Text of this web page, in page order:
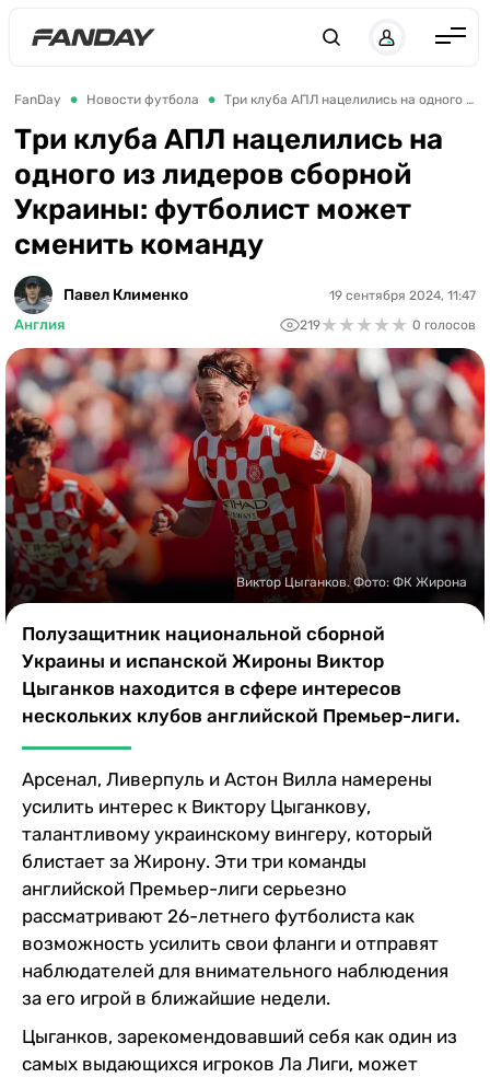
Англия
Испания
Германия
Италия
Франция
Украина
ЛЧ
ЛЕ
ЧЕ-2028
Букмекеры
Казино
FanDay Новости футбола Три клуба АПЛ нацелились на одного из лидеров сборной Украины: футболист может сменить команду
Три клуба АПЛ нацелились на
одного из лидеров сборной
Украины: футболист может
сменить команду
Павел Клименко
Англия
19 сентября 2024, 11:47
219★★★★★
★★★★★ 0 голосов
Виктор Цыганков. Фото: ФК Жирона
Полузащитник национальной сборной
Украины и испанской Жироны Виктор
Цыганков находится в сфере интересов
нескольких клубов английской Премьер-лиги.
Арсенал, Ливерпуль и Астон Вилла намерены
усилить интерес к Виктору Цыганкову,
талантливому украинскому вингеру, который
блистает за Жирону. Эти три команды
английской Премьер-лиги серьезно
рассматривают 26-летнего футболиста как
возможность усилить свои фланги и отправят
наблюдателей для внимательного наблюдения
за его игрой в ближайшие недели.
Цыганков, зарекомендовавший себя как один из
самых выдающихся игроков Ла Лиги, может